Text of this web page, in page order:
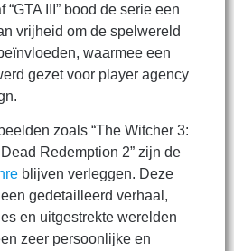
III” bood de serie een
vrijheid om de spelwereld
waarmee een
gezet voor player agency
zoals “The Witcher 3:
Redemption 2” zijn de
blijven verleggen. Deze
gedetailleerd verhaal,
en uitgestrekte werelden
zeer persoonlijke en